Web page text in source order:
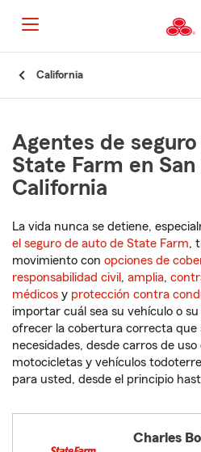
al
California
Agentes de
State Farm en
California
La vida nunca se detiene,
el seguro de auto de State Farm,
movimiento con opciones de
responsabilidad civil , amplia,
médicos y protección contra
importar cuál sea su vehículo o
ofrecer la cobertura correcta que
necesidades, desde carros de
motocicletas y vehículos
para usted, desde el principio
Charles